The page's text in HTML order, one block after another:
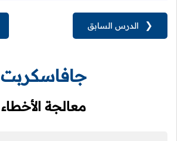
❮ الدرس السابق
جافاسكربت
معالجة الأخطاء